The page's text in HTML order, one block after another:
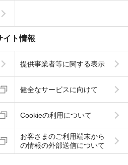
イト情報
提供事業者等に関する表示
健全なサービスに向けて
Cookieの利用について
お客さまのご利用端末から
の情報の外部送信について